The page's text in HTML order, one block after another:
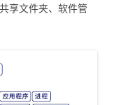
享文件夹、软件管